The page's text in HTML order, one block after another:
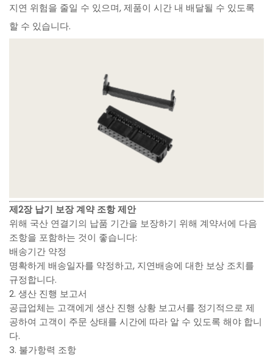
지연 위험을 줄일 수 있으며, 제품이 시간 내 배달될 수 있도록
할 수 있습니다.
제2장 납기 보장 계약 조항 제안
위해 국산 연결기의 납품 기간을 보장하기 위해 계약서에 다음
조항을 포함하는 것이 좋습니다:
배송기간 약정
명확하게 배송일자를 약정하고, 지연배송에 대한 보상 조치를
규정합니다.
2. 생산 진행 보고서
공급업체는 고객에게 생산 진행 상황 보고서를 정기적으로 제
공하여 고객이 주문 상태를 시간에 따라 알 수 있도록 해야 합니
다.
3. 불가항력 조항